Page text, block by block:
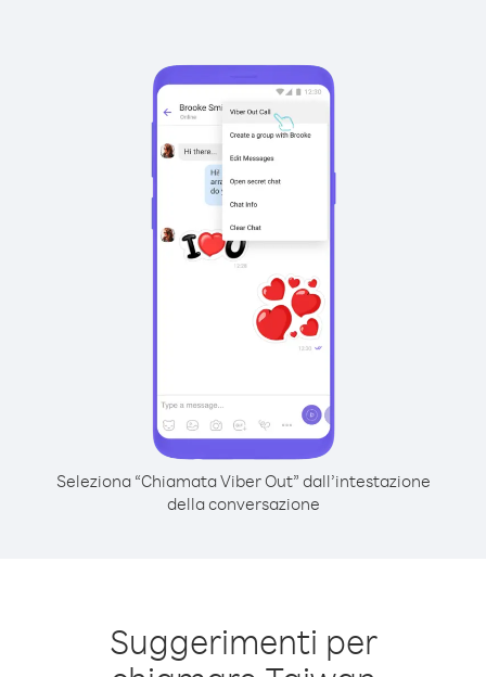
Seleziona “Chiamata Viber Out” dall’intestazione
della conversazione
Suggerimenti per